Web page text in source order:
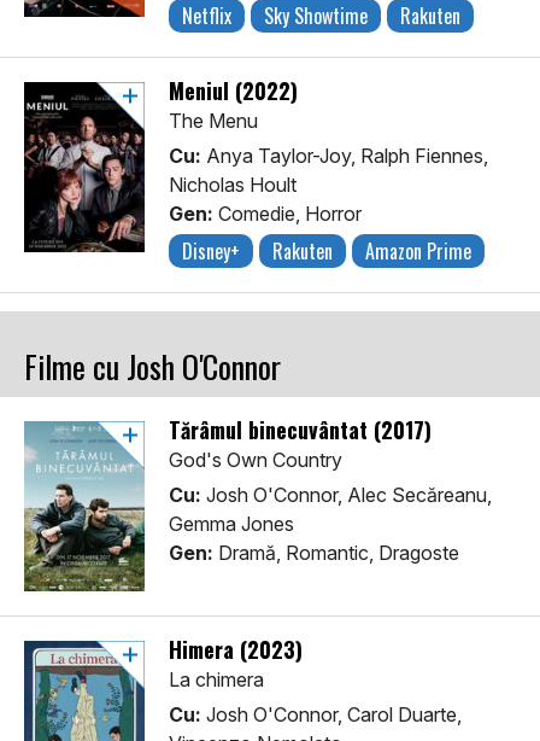
Netflix Sky Showtime Rakuten
Meniul (2022)
The Menu
Cu: Anya Taylor-Joy, Ralph Fiennes,
Nicholas Hoult
Gen: Comedie, Horror
Disney+ Rakuten Amazon Prime
Filme cu Josh O'Connor
Tărâmul binecuvântat (2017)
God's Own Country
Cu: Josh O'Connor, Alec Secăreanu,
Gemma Jones
Gen: Dramă, Romantic, Dragoste
Himera (2023)
La chimera
Cu: Josh O'Connor, Carol Duarte,